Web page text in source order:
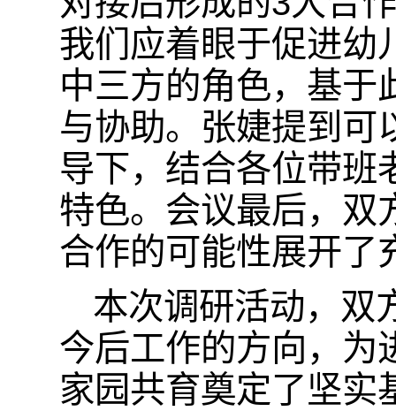
我们应着眼于促进幼
中三方的角色，基于
与协助。张婕提到可
导下，结合各位带班
特色。会议最后，双
合作的可能性展开了
本次调研活动，双
今后工作的方向，为
家园共育奠定了坚实